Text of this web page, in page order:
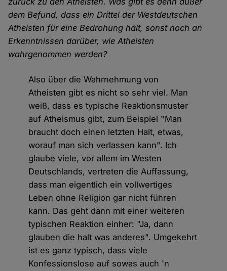
dem Befund, dass ein Drittel der Westdeutschen
Atheisten für eine Bedrohung hält, sonst noch an
Erkenntnissen darüber, wie Atheisten
wahrgenommen werden?
Also über die Wahrnehmung von
Atheisten gibt es nicht so sehr viel. Man
weiß, dass es typische Reaktionsmuster
auf Atheismus gibt, zum Beispiel "Man
braucht doch einen letzten Halt, etwas,
worauf man sich verlassen kann". Ich
glaube viele, vor allem im Westen
Deutschlands, vertreten die Auffassung,
dass man eigentlich ein vollwertiges
Leben ohne Religion gar nicht führen
kann. Das geht dann mit einer weiteren
typischen Reaktion einher: "Ja, dann
glauben die halt was anderes". Umgekehrt
ist es ganz typisch, dass viele
Konfessionslose auf sowas auch 'n